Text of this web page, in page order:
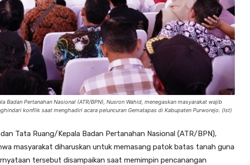
Badan Pertanahan Nasional (ATR/BPN), Nusron Wahid, menegaskan masyarakat wajib
konflik saat menghadiri acara peluncuran Gematapas di Kabupaten Purworejo. (Ist)
Tata Ruang/Kepala Badan Pertanahan Nasional (ATR/BPN),
masyarakat diharuskan untuk memasang patok batas tanah guna
tersebut disampaikan saat memimpin pencanangan